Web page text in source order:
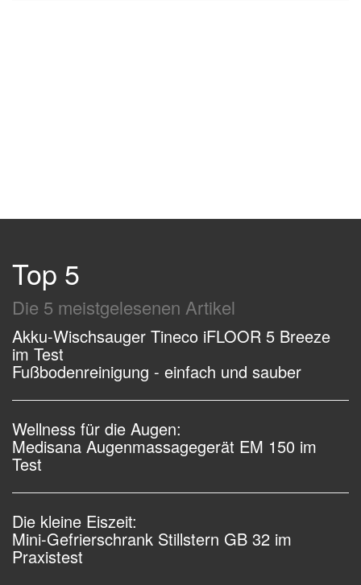
Top 5
Die 5 meistgelesenen Artikel
Akku-Wischsauger Tineco iFLOOR 5 Breeze
im Test
Fußbodenreinigung - einfach und sauber
Wellness für die Augen:
Medisana Augenmassagegerät EM 150 im
Test
Die kleine Eiszeit:
Mini-Gefrierschrank Stillstern GB 32 im
Praxistest